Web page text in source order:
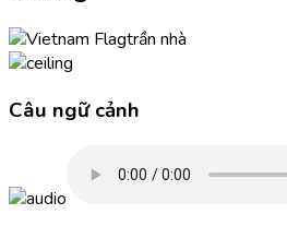
trần nhà
Câu ngữ cảnh